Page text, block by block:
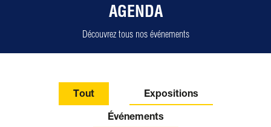
AGENDA
Découvrez tous nos événements
Tout
Expositions
Événements